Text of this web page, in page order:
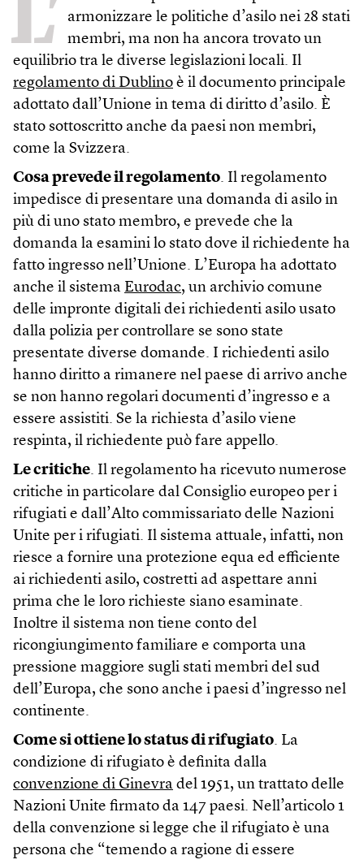
L’ armonizzare le politiche d’asilo nei 28 stati
membri, ma non ha ancora trovato un
equilibrio tra le diverse legislazioni locali. Il
regolamento di Dublino è il documento principale
adottato dall’Unione in tema di diritto d’asilo. È
stato sottoscritto anche da paesi non membri,
come la Svizzera.
Cosa prevede il regolamento. Il regolamento
impedisce di presentare una domanda di asilo in
più di uno stato membro, e prevede che la
domanda la esamini lo stato dove il richiedente ha
fatto ingresso nell’Unione. L’Europa ha adottato
anche il sistema Eurodac, un archivio comune
delle impronte digitali dei richiedenti asilo usato
dalla polizia per controllare se sono state
presentate diverse domande. I richiedenti asilo
hanno diritto a rimanere nel paese di arrivo anche
se non hanno regolari documenti d’ingresso e a
essere assistiti. Se la richiesta d’asilo viene
respinta, il richiedente può fare appello.
Le critiche. Il regolamento ha ricevuto numerose
critiche in particolare dal Consiglio europeo per i
rifugiati e dall’Alto commissariato delle Nazioni
Unite per i rifugiati. Il sistema attuale, infatti, non
riesce a fornire una protezione equa ed efficiente
ai richiedenti asilo, costretti ad aspettare anni
prima che le loro richieste siano esaminate.
Inoltre il sistema non tiene conto del
ricongiungimento familiare e comporta una
pressione maggiore sugli stati membri del sud
dell’Europa, che sono anche i paesi d’ingresso nel
continente.
Come si ottiene lo status di rifugiato. La
condizione di rifugiato è definita dalla
convenzione di Ginevra del 1951, un trattato delle
Nazioni Unite firmato da 147 paesi. Nell’articolo 1
della convenzione si legge che il rifugiato è una
persona che “temendo a ragione di essere